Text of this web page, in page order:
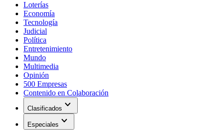
Loterías
Economía
Tecnología
Judicial
Política
Entretenimiento
Mundo
Multimedia
Opinión
500 Empresas
Contenido en Colaboración
Clasificados expand_more
Especiales expand_more